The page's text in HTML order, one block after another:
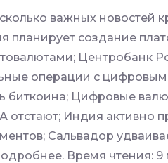
важных новостей
планирует создание
Центробанк
операции с
биткоина; Цифровые
отстают; Индия активно
Сальвадор
Время чтения: 9